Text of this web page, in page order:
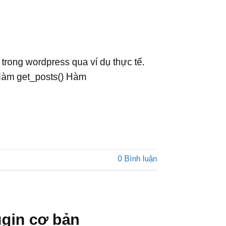
wordpress qua ví dụ thực tế.
get_posts() Hàm
0 Bình luận
cơ bản